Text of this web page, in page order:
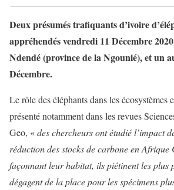
Deux présumés trafiquants d’ivoire
appréhendés vendredi 11 Décembre
Ndendé (province de la Ngounié), et un
Décembre.
Le rôle des éléphants dans les écosystèmes
présenté notamment dans les revues
Geo, «des chercheurs ont étudié l’impact
réduction des stocks de carbone en Afrique
façonnant leur habitat, ils piétinent les plus
dégagent de la place pour les spécimens